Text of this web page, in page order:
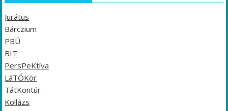
Jurátus
Bárczium
PBÚ
BIT
PersPeKtíva
LáTÓKör
TátKontúr
Kollázs